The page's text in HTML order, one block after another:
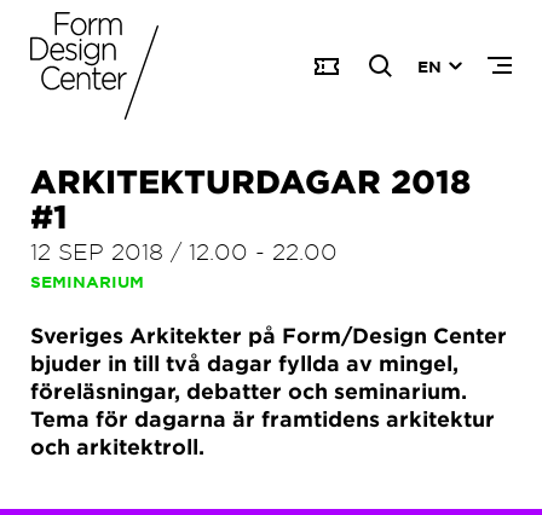
EN
ARKITEKTURDAGAR 2018
#1
12 SEP 2018 / 12.00 - 22.00
SEMINARIUM
Sveriges Arkitekter på Form/Design Center
bjuder in till två dagar fyllda av mingel,
föreläsningar, debatter och seminarium.
Tema för dagarna är framtidens arkitektur
och arkitektroll.